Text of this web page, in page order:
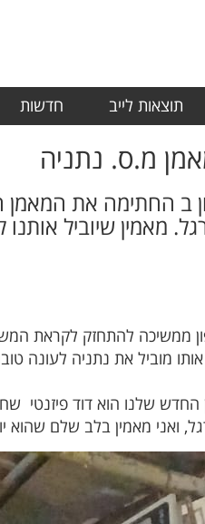
תוצאות לייב חדשות
מ.ס. נתניה
ב החתימה את המאמן
מאמין שיוביל
ממשיכה להתחזק לקראת
מוביל את נתניה לעונה
שלנו הוא דוד פיזנטי
ואני מאמין בלב שלם